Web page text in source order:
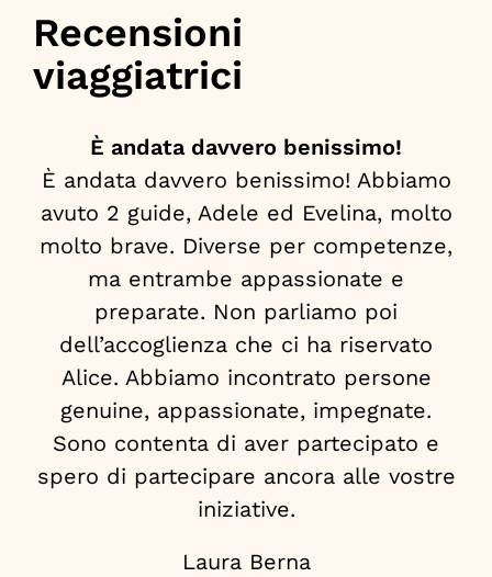
Recensioni
viaggiatrici
È andata davvero benissimo!
È andata davvero benissimo! Abbiamo
avuto 2 guide, Adele ed Evelina, molto
molto brave. Diverse per competenze,
ma entrambe appassionate e
preparate. Non parliamo poi
dell’accoglienza che ci ha riservato
Alice. Abbiamo incontrato persone
genuine, appassionate, impegnate.
Sono contenta di aver partecipato e
spero di partecipare ancora alle vostre
iniziative.
Laura Berna